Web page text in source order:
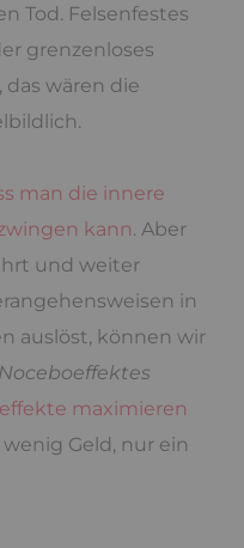
Tod. Felsenfestes
grenzenloses
wären die
man die innere
kann. Aber
und weiter
in
auslöst, können wir
Noceboeffektes
maximieren
Geld, nur ein